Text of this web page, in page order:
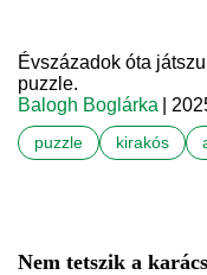
Évszázadok óta
puzzle.
Balogh Boglárka
|
puzzle kirakós
Nem tetszik a